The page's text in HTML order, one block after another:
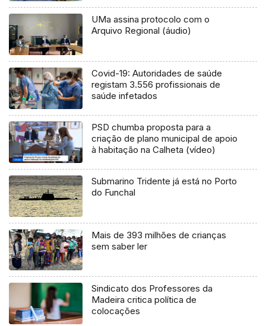
UMa assina protocolo com o
Arquivo Regional (áudio)
Covid-19: Autoridades de saúde
registam 3.556 profissionais de
saúde infetados
PSD chumba proposta para a
criação de plano municipal de apoio
à habitação na Calheta (vídeo)
Submarino Tridente já está no Porto
do Funchal
Mais de 393 milhões de crianças
sem saber ler
Sindicato dos Professores da
Madeira critica política de
colocações